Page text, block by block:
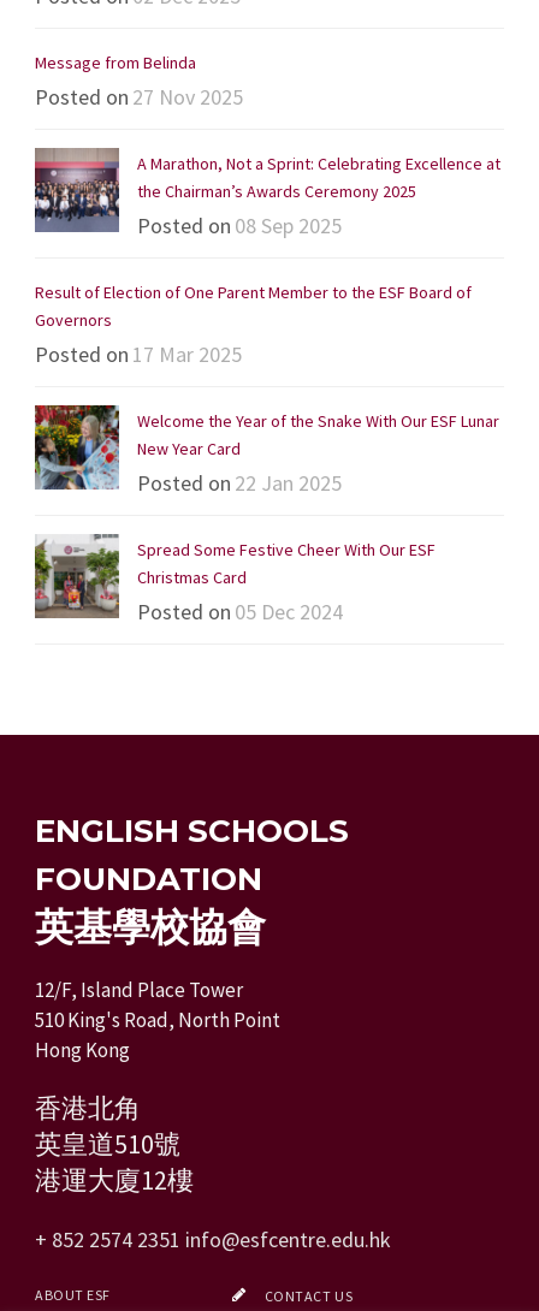
Message from Belinda
Posted on 27 Nov 2025
A Marathon, Not a Sprint: Celebrating Excellence at
the Chairman’s Awards Ceremony 2025
Posted on 08 Sep 2025
Result of Election of One Parent Member to the ESF Board of
Governors
Posted on 17 Mar 2025
Welcome the Year of the Snake With Our ESF Lunar
New Year Card
Posted on 22 Jan 2025
Spread Some Festive Cheer With Our ESF
Christmas Card
Posted on 05 Dec 2024
ENGLISH SCHOOLS
FOUNDATION
英基學校協會
12/F, Island Place Tower
510 King's Road, North Point
Hong Kong
香港北角
英皇道510號
港運大廈12樓
+ 852 2574 2351 info@esfcentre.edu.hk
ABOUT ESF CONTACT US